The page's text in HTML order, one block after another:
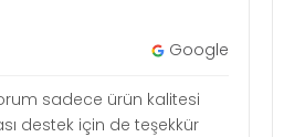
Google
sadece ürün kalitesi
destek için de teşekkür